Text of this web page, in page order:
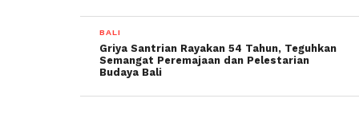
BALI
Griya Santrian Rayakan 54 Tahun, Teguhkan
Semangat Peremajaan dan Pelestarian
Budaya Bali